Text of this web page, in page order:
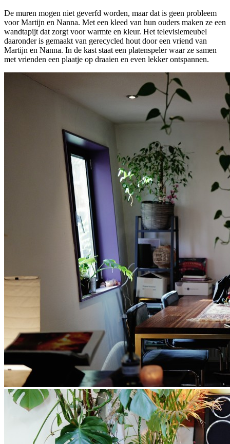
De muren mogen niet geverfd worden, maar dat is geen probleem
voor Martijn en Nanna. Met een kleed van hun ouders maken ze een
wandtapijt dat zorgt voor warmte en kleur. Het televisiemeubel
daaronder is gemaakt van gerecycled hout door een vriend van
Martijn en Nanna. In de kast staat een platenspeler waar ze samen
met vrienden een plaatje op draaien en even lekker ontspannen.